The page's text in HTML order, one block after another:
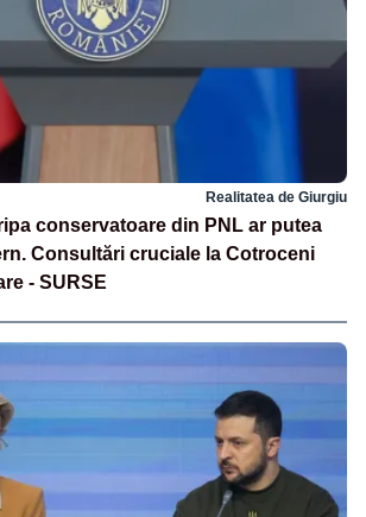
Realitatea de Giurgiu
conservatoare din PNL ar putea
Consultări cruciale la Cotroceni
- SURSE